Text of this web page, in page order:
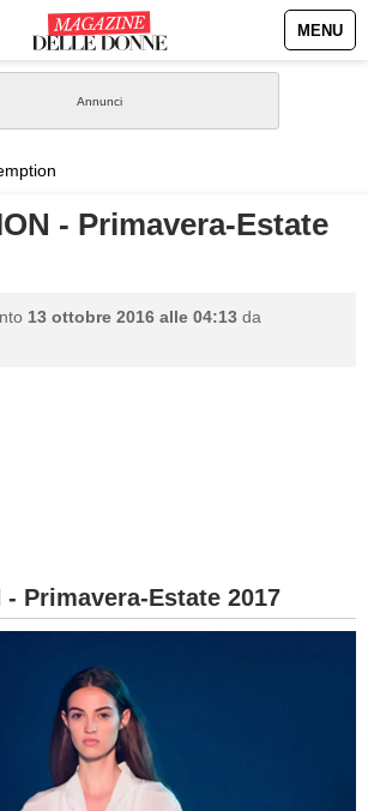
MENU
- Primavera-Estate
13 ottobre 2016 alle 04:13 da
- Primavera-Estate 2017